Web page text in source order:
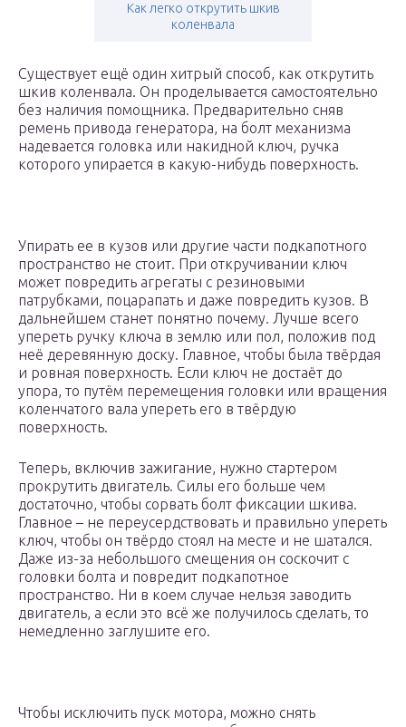
Как легко открутить шкив
коленвала
Существует ещё один хитрый способ, как открутить
шкив коленвала. Он проделывается самостоятельно
без наличия помощника. Предварительно сняв
ремень привода генератора, на болт механизма
надевается головка или накидной ключ, ручка
которого упирается в какую-нибудь поверхность.
Упирать ее в кузов или другие части подкапотного
пространство не стоит. При откручивании ключ
может повредить агрегаты с резиновыми
патрубками, поцарапать и даже повредить кузов. В
дальнейшем станет понятно почему. Лучше всего
упереть ручку ключа в землю или пол, положив под
неё деревянную доску. Главное, чтобы была твёрдая
и ровная поверхность. Если ключ не достаёт до
упора, то путём перемещения головки или вращения
коленчатого вала упереть его в твёрдую
поверхность.
Теперь, включив зажигание, нужно стартером
прокрутить двигатель. Силы его больше чем
достаточно, чтобы сорвать болт фиксации шкива.
Главное – не переусердствовать и правильно упереть
ключ, чтобы он твёрдо стоял на месте и не шатался.
Даже из-за небольшого смещения он соскочит с
головки болта и повредит подкапотное
пространство. Ни в коем случае нельзя заводить
двигатель, а если это всё же получилось сделать, то
немедленно заглушите его.
Чтобы исключить пуск мотора, можно снять